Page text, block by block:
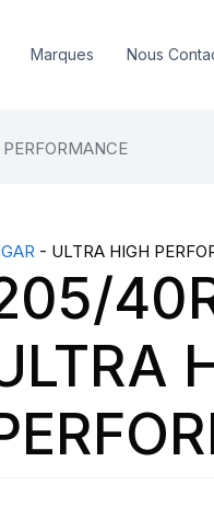
Marques Nous
- ULTRA HIGH